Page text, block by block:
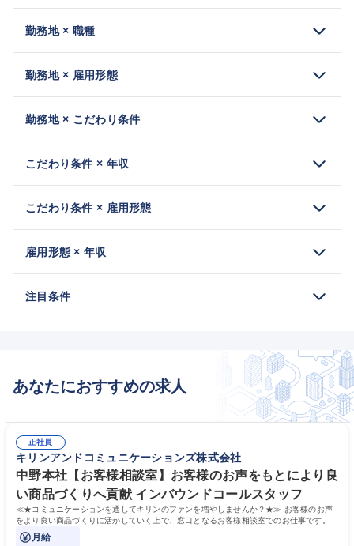
勤務地 × 職種
勤務地 × 雇用形態
勤務地 × こだわり条件
こだわり条件 × 年収
こだわり条件 × 雇用形態
雇用形態 × 年収
注目条件
あなたにおすすめの求人
正社員
キリンアンドコミュニケーションズ株式会社
中野本社【お客様相談室】お客様のお声をもとにより良
い商品づくりへ貢献 インバウンドコールスタッフ
≪★コミュニケーションを通してキリンのファンを増やしませんか？★≫ お客様のお声
をより良い商品づくりに活かしていく上で、窓口となるお客様相談室でのお仕事です。
月給